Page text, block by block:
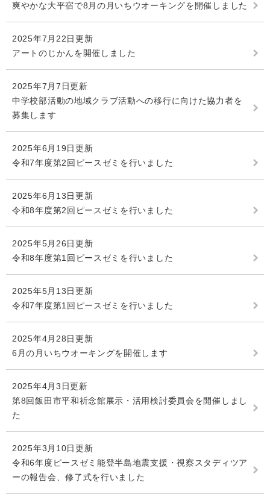
爽やかな大平宿で8月の月いちウオーキングを開催しました
2025年7月22日更新
アートのじかんを開催しました
2025年7月7日更新
中学校部活動の地域クラブ活動への移行に向けた協力者を
募集します
2025年6月19日更新
令和7年度第2回ピースゼミを行いました
2025年6月13日更新
令和8年度第2回ピースゼミを行いました
2025年5月26日更新
令和8年度第1回ピースゼミを行いました
2025年5月13日更新
令和7年度第1回ピースゼミを行いました
2025年4月28日更新
6月の月いちウオーキングを開催します
2025年4月3日更新
第8回飯田市平和祈念館展示・活用検討委員会を開催しまし
た
2025年3月10日更新
令和6年度ピースゼミ能登半島地震支援・視察スタディツア
ーの報告会、修了式を行いました